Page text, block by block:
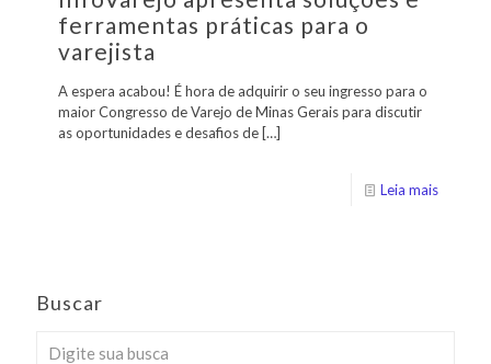
ferramentas práticas para o
varejista
A espera acabou! É hora de adquirir o seu ingresso para o
maior Congresso de Varejo de Minas Gerais para discutir
as oportunidades e desafios de […]
Leia mais
Buscar